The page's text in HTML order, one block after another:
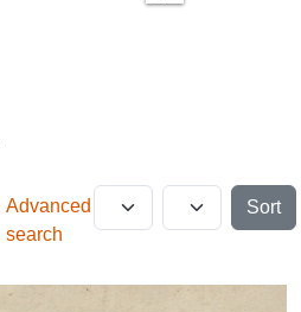
Advanced
search
Sort